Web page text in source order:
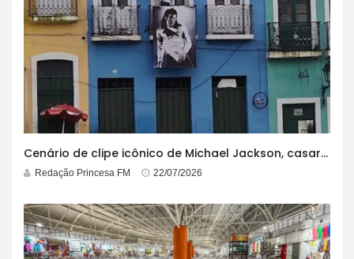
Cenário de clipe icônico de Michael Jackson, casarão azul no centro do Pelourinho enfrenta ordem de desocupação
Redação Princesa FM 22/07/2026